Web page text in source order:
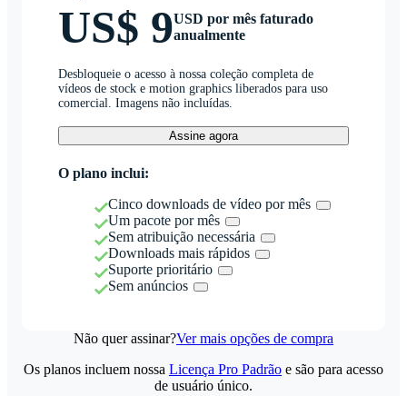
US$ 9USD por mês faturado
anualmente
Desbloqueie o acesso à nossa coleção completa de
vídeos de stock e motion graphics liberados para uso
comercial. Imagens não incluídas.
Assine agora
O plano inclui:
Cinco downloads de vídeo por mês
Um pacote por mês
Sem atribuição necessária
Downloads mais rápidos
Suporte prioritário
Sem anúncios
Não quer assinar?Ver mais opções de compra
Os planos incluem nossa Licença Pro Padrão e são para acesso
de usuário único.